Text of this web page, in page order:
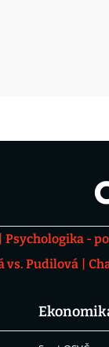
Psychologika -
vs. Pudilová